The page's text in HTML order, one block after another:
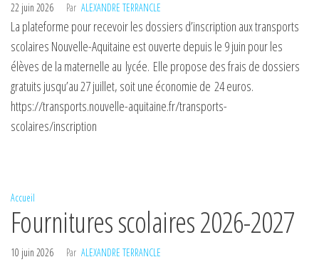
22 juin 2026 Par ALEXANDRE TERRANCLE
La plateforme pour recevoir les dossiers d’inscription aux transports
scolaires Nouvelle-Aquitaine est ouverte depuis le 9 juin pour les
élèves de la maternelle au lycée. Elle propose des frais de dossiers
gratuits jusqu’au 27 juillet, soit une économie de 24 euros.
https://transports.nouvelle-aquitaine.fr/transports-
scolaires/inscription
Accueil
Fournitures scolaires 2026-2027
10 juin 2026 Par ALEXANDRE TERRANCLE